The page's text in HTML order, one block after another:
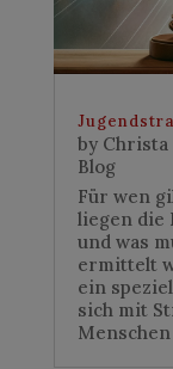
by Christa
Blog
Für wen
liegen die
und was
ermittelt
ein
sich mit